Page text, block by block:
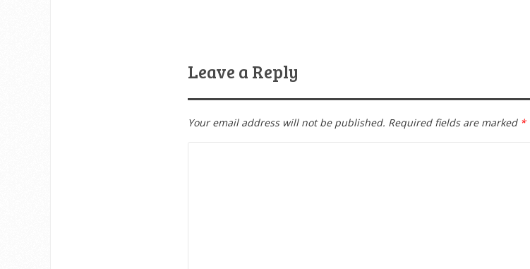
Leave a Reply
Your email address will not be published. Required fields are marked *